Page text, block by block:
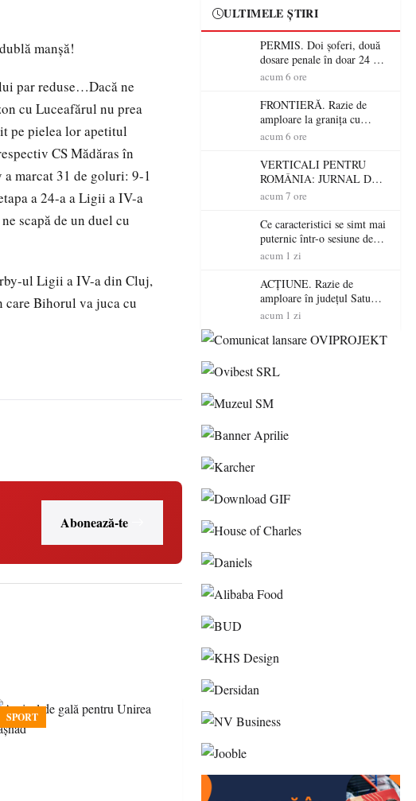
manșă!
par reduse…Dacă ne
cu Luceafărul nu prea
pe pielea lor apetitul
CS Mădăras în
marcat 31 de goluri: 9-1
a 24-a a Ligii a IV-a
scapă de un duel cu
ul Ligii a IV-a din Cluj,
care Bihorul va juca cu
Abonează-te
SPORT
ULTIMELE ȘTIRI
PERMIS. Doi șoferi, două
dosare penale în doar 24 de
ore la Petea! Unul avea
nu a avut niciodată permis
acum 6 ore
FRONTIERĂ. Razie de
amploare la granița cu
Ungaria! 800 de persoane și
verificate
acum 6 ore
VERTICALI PENTRU
ROMÂNIA: JURNAL DE
CĂLĂTORIE FIJET
acum 7 ore
Ce caracteristici se simt mai
puternic într-o sesiune de
distracție la sloturi online:
RTP?
acum 1 zi
ACȚIUNE. Razie de
amploare în județul Satu
Mare! Polițiștii au dat sute
șoferi fără permis într-o
acum 1 zi